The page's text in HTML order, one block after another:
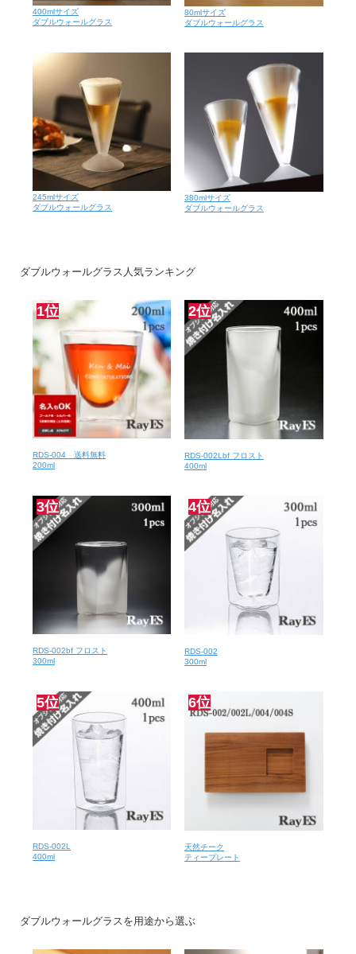
400mlサイズ
ダブルウォールグラス
80mlサイズ
ダブルウォールグラス
245mlサイズ
ダブルウォールグラス
380mlサイズ
ダブルウォールグラス
ダブルウォールグラス人気ランキング
1位
RDS-004 送料無料
200ml
2位
RDS-002Lbf フロスト
400ml
3位
RDS-002bf フロスト
300ml
4位
RDS-002
300ml
5位
RDS-002L
400ml
6位
天然チーク
ティープレート
ダブルウォールグラスを用途から選ぶ